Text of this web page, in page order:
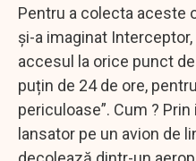
Pentru a colecta aceste
și-a imaginat
accesul la orice punct
puțin de 24 de ore,
periculoase”. Cum ?
lansator pe un avion de